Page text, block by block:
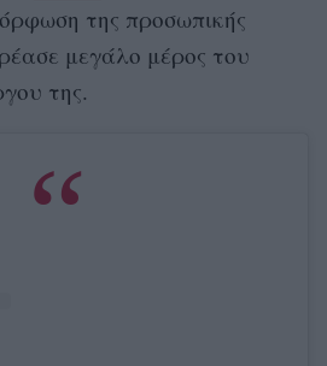
της προσωπικής
μεγάλο μέρος του
της.